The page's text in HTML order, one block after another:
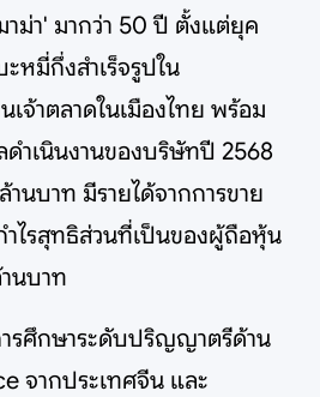
าม่า' มากว่า 50 ปี ตั้งแต่ยุค
หมี่กึ่งสำเร็จรูปใน
เจ้าตลาดในเมืองไทย พร้อม
ำเนินงานของบริษัทปี 2568
นบาท มีรายได้จากการขาย
ไรสุทธิส่วนที่เป็นของผู้ถือหุ้น
นบาท
รศึกษาระดับปริญญาตรีด้าน
จากประเทศจีน และ